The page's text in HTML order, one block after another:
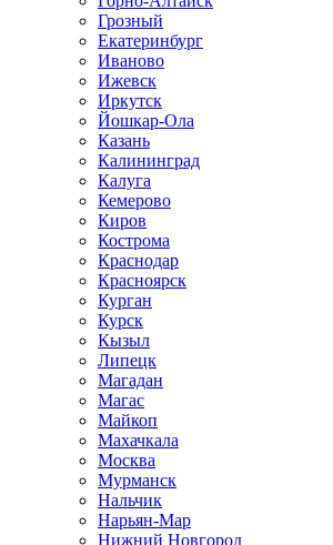
Грозный
Екатеринбург
Иваново
Ижевск
Иркутск
Йошкар-Ола
Казань
Калининград
Калуга
Кемерово
Киров
Кострома
Краснодар
Красноярск
Курган
Курск
Кызыл
Липецк
Магадан
Магас
Майкоп
Махачкала
Москва
Мурманск
Нальчик
Нарьян-Мар
Нижний Новгород